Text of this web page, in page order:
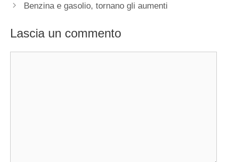
Benzina e gasolio, tornano gli aumenti
Lascia un commento